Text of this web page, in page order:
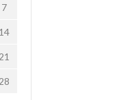
7
14
21
28